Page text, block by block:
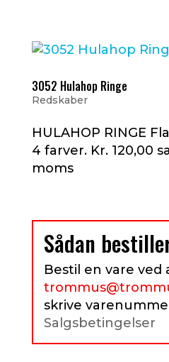
3052 Hulahop Ringe
Redskaber
HULAHOP RINGE
4 farver. Kr. 120,00
moms
Sådan
Bestil en vare ved
skrive
Salgsbetingelser